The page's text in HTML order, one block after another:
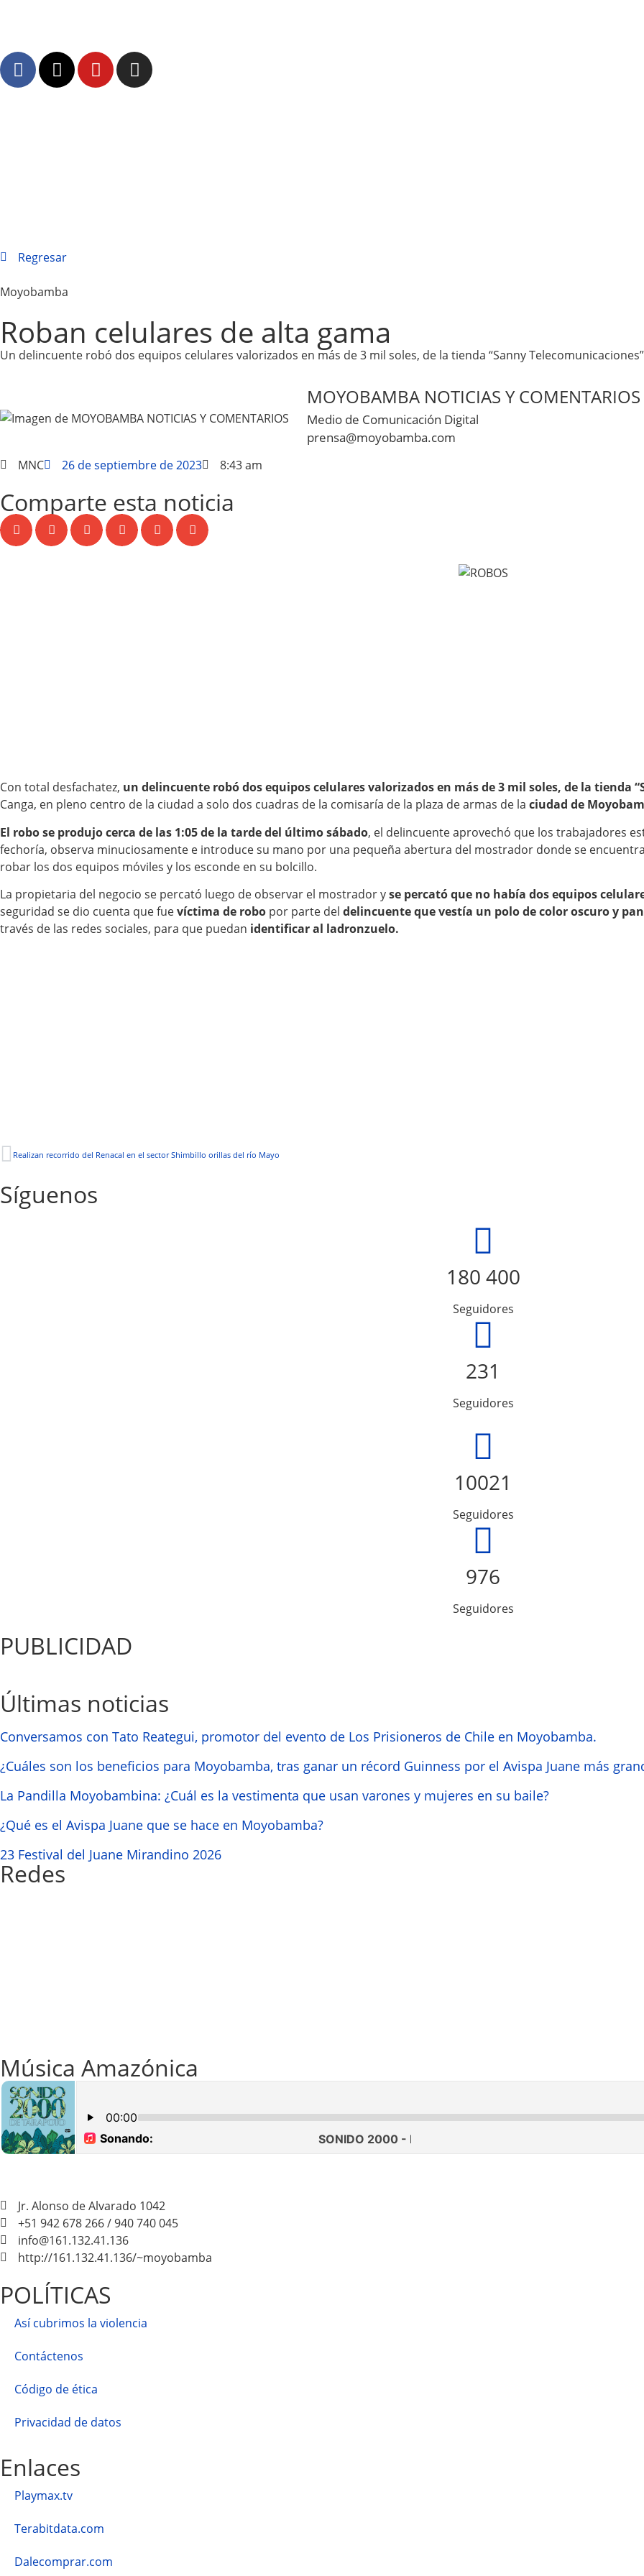
Regresar
Moyobamba
Roban celulares de alta gama
Un delincuente robó dos equipos celulares valorizados en más de 3 mil soles, de la tienda “Sanny
MOYOBAMBA NOTICIAS Y COMENTARIOS
Medio de Comunicación Digital
prensa@moyobamba.com
MNC 26 de septiembre de 2023 8:43 am
Comparte esta noticia
Con total desfachatez, un delincuente robó dos equipos celulares valorizados en más de 3 mil soles, de la tienda
Canga, en pleno centro de la ciudad a solo dos cuadras de la comisaría de la plaza de armas de la ciudad de
El robo se produjo cerca de las 1:05 de la tarde del último sábado, el delincuente aprovechó que los trabajadores
fechoría, observa minuciosamente e introduce su mano por una pequeña abertura del mostrador donde se
robar los dos equipos móviles y los esconde en su bolcillo.
La propietaria del negocio se percató luego de observar el mostrador yse percató que no había dos equipos
seguridad se dio cuenta que fuevíctima de robo por parte del delincuente que vestía un polo de color oscuro y
través de las redes sociales, para que puedan identificar al ladronzuelo.
Realizan recorrido del Renacal en el sector Shimbillo orillas del río Mayo
Síguenos
180 400
Seguidores
231
Seguidores
10021
Seguidores
976
Seguidores
PUBLICIDAD
Últimas noticias
Conversamos con Tato Reategui, promotor del evento de Los Prisioneros de Chile en Moyobamba.
¿Cuáles son los beneficios para Moyobamba, tras ganar un récord Guinness por el Avispa Juane más
La Pandilla Moyobambina: ¿Cuál es la vestimenta que usan varones y mujeres en su baile?
¿Qué es el Avispa Juane que se hace en Moyobamba?
23 Festival del Juane Mirandino 2026
Redes
Música Amazónica
Jr. Alonso de Alvarado 1042
+51 942 678 266 / 940 740 045
info@161.132.41.136
http://161.132.41.136/~moyobamba
POLÍTICAS
Así cubrimos la violencia
Contáctenos
Código de ética
Privacidad de datos
Enlaces
Playmax.tv
Terabitdata.com
Dalecomprar.com